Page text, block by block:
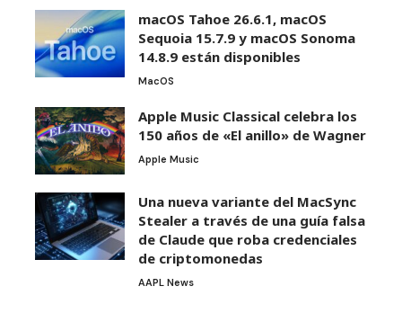
macOS Tahoe 26.6.1, macOS
Sequoia 15.7.9 y macOS Sonoma
14.8.9 están disponibles
MacOS
Apple Music Classical celebra los
150 años de «El anillo» de Wagner
Apple Music
Una nueva variante del MacSync
Stealer a través de una guía falsa
de Claude que roba credenciales
de criptomonedas
AAPL News